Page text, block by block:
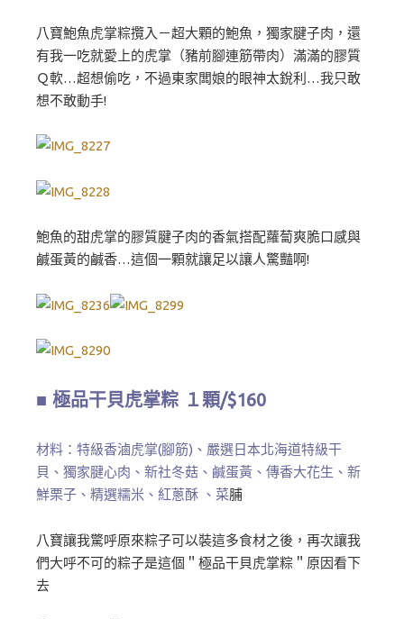
八寶鮑魚虎掌粽攬入－超大顆的鮑魚，獨家腱子肉，還
有我一吃就愛上的虎掌（豬前腳連筋帶肉）滿滿的膠質
Ｑ軟…超想偷吃，不過東家闆娘的眼神太銳利…我只敢
想不敢動手!
鮑魚的甜虎掌的膠質腱子肉的香氣搭配蘿蔔爽脆口感與
鹹蛋黃的鹹香…這個一顆就讓足以讓人驚豔啊!
■ 極品干貝虎掌粽 １顆/$160
材料：特級香滷虎掌(腳筋)、嚴選日本北海道特級干
貝、獨家腱心肉、新社冬菇、鹹蛋黃、傳香大花生、新
鮮栗子、精選糯米、紅蔥酥 、菜脯
八寶讓我驚呼原來粽子可以裝這多食材之後，再次讓我
們大呼不可的粽子是這個＂極品干貝虎掌粽＂原因看下
去